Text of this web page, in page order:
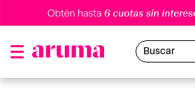
Buscar